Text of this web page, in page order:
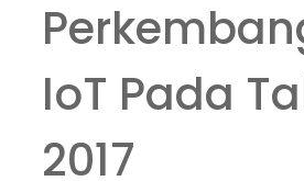
IoT Pada
2017